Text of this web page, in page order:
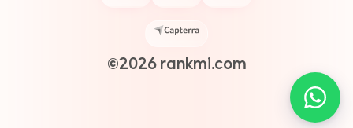
©️2026 rankmi.com